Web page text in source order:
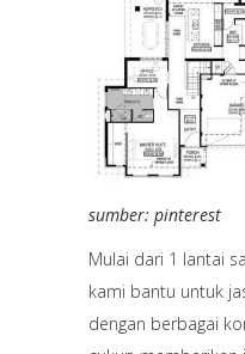
sumber: pinterest
Mulai dari 1 lantai
kami bantu untuk
dengan berbagai